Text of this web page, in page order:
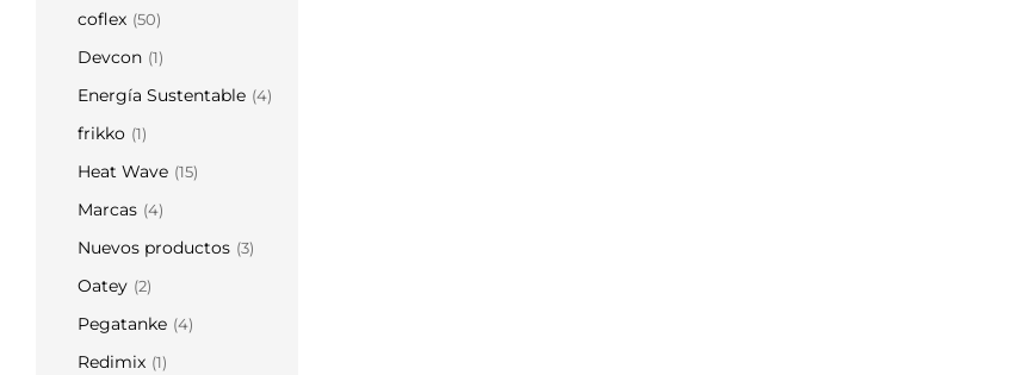
coflex (50)
Devcon (1)
Energía Sustentable (4)
frikko (1)
Heat Wave (15)
Marcas (4)
Nuevos productos (3)
Oatey (2)
Pegatanke (4)
Redimix (1)